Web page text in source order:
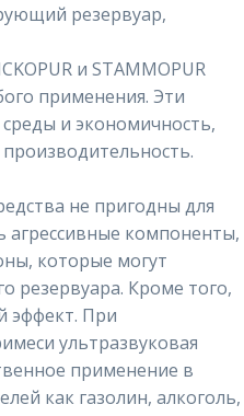
резервуар,
и STAMMOPUR
применения. Эти
и экономичность,
не пригодны для
агрессивные компоненты,
которые могут
Кроме того,
эффект. При
ультразвуковая
применение в
как газолин, алкоголь,